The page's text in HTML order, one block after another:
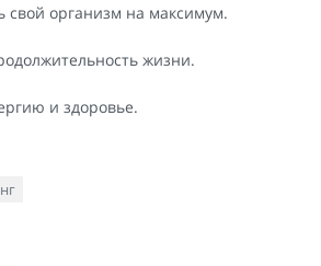
свой организм на максимум.
жизни.
и здоровье.